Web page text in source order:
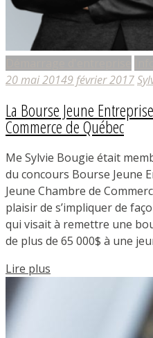
20 mai 20149 février 2017
La Bourse Jeune
Commerce de Québec
Me Sylvie Bougie était
du concours Bourse Jeune
Jeune Chambre de
plaisir de s’impliquer de
qui visait à remettre une
de plus de 65 000$ à une
Lire plus